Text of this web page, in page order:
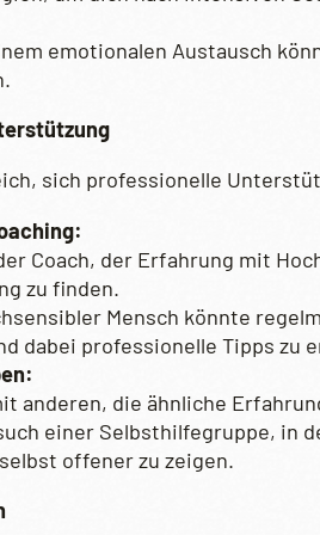
emotionalen Austausch
sich professionelle
Coach, der Erfahrung mit
zu finden.
Mensch könnte
dabei professionelle Tipps zu
anderen, die ähnliche
einer Selbsthilfegruppe, in
offener zu zeigen.